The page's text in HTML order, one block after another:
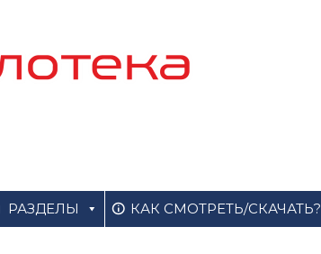
РАЗДЕЛЫ КАК СМОТРЕТЬ/СКАЧАТЬ?